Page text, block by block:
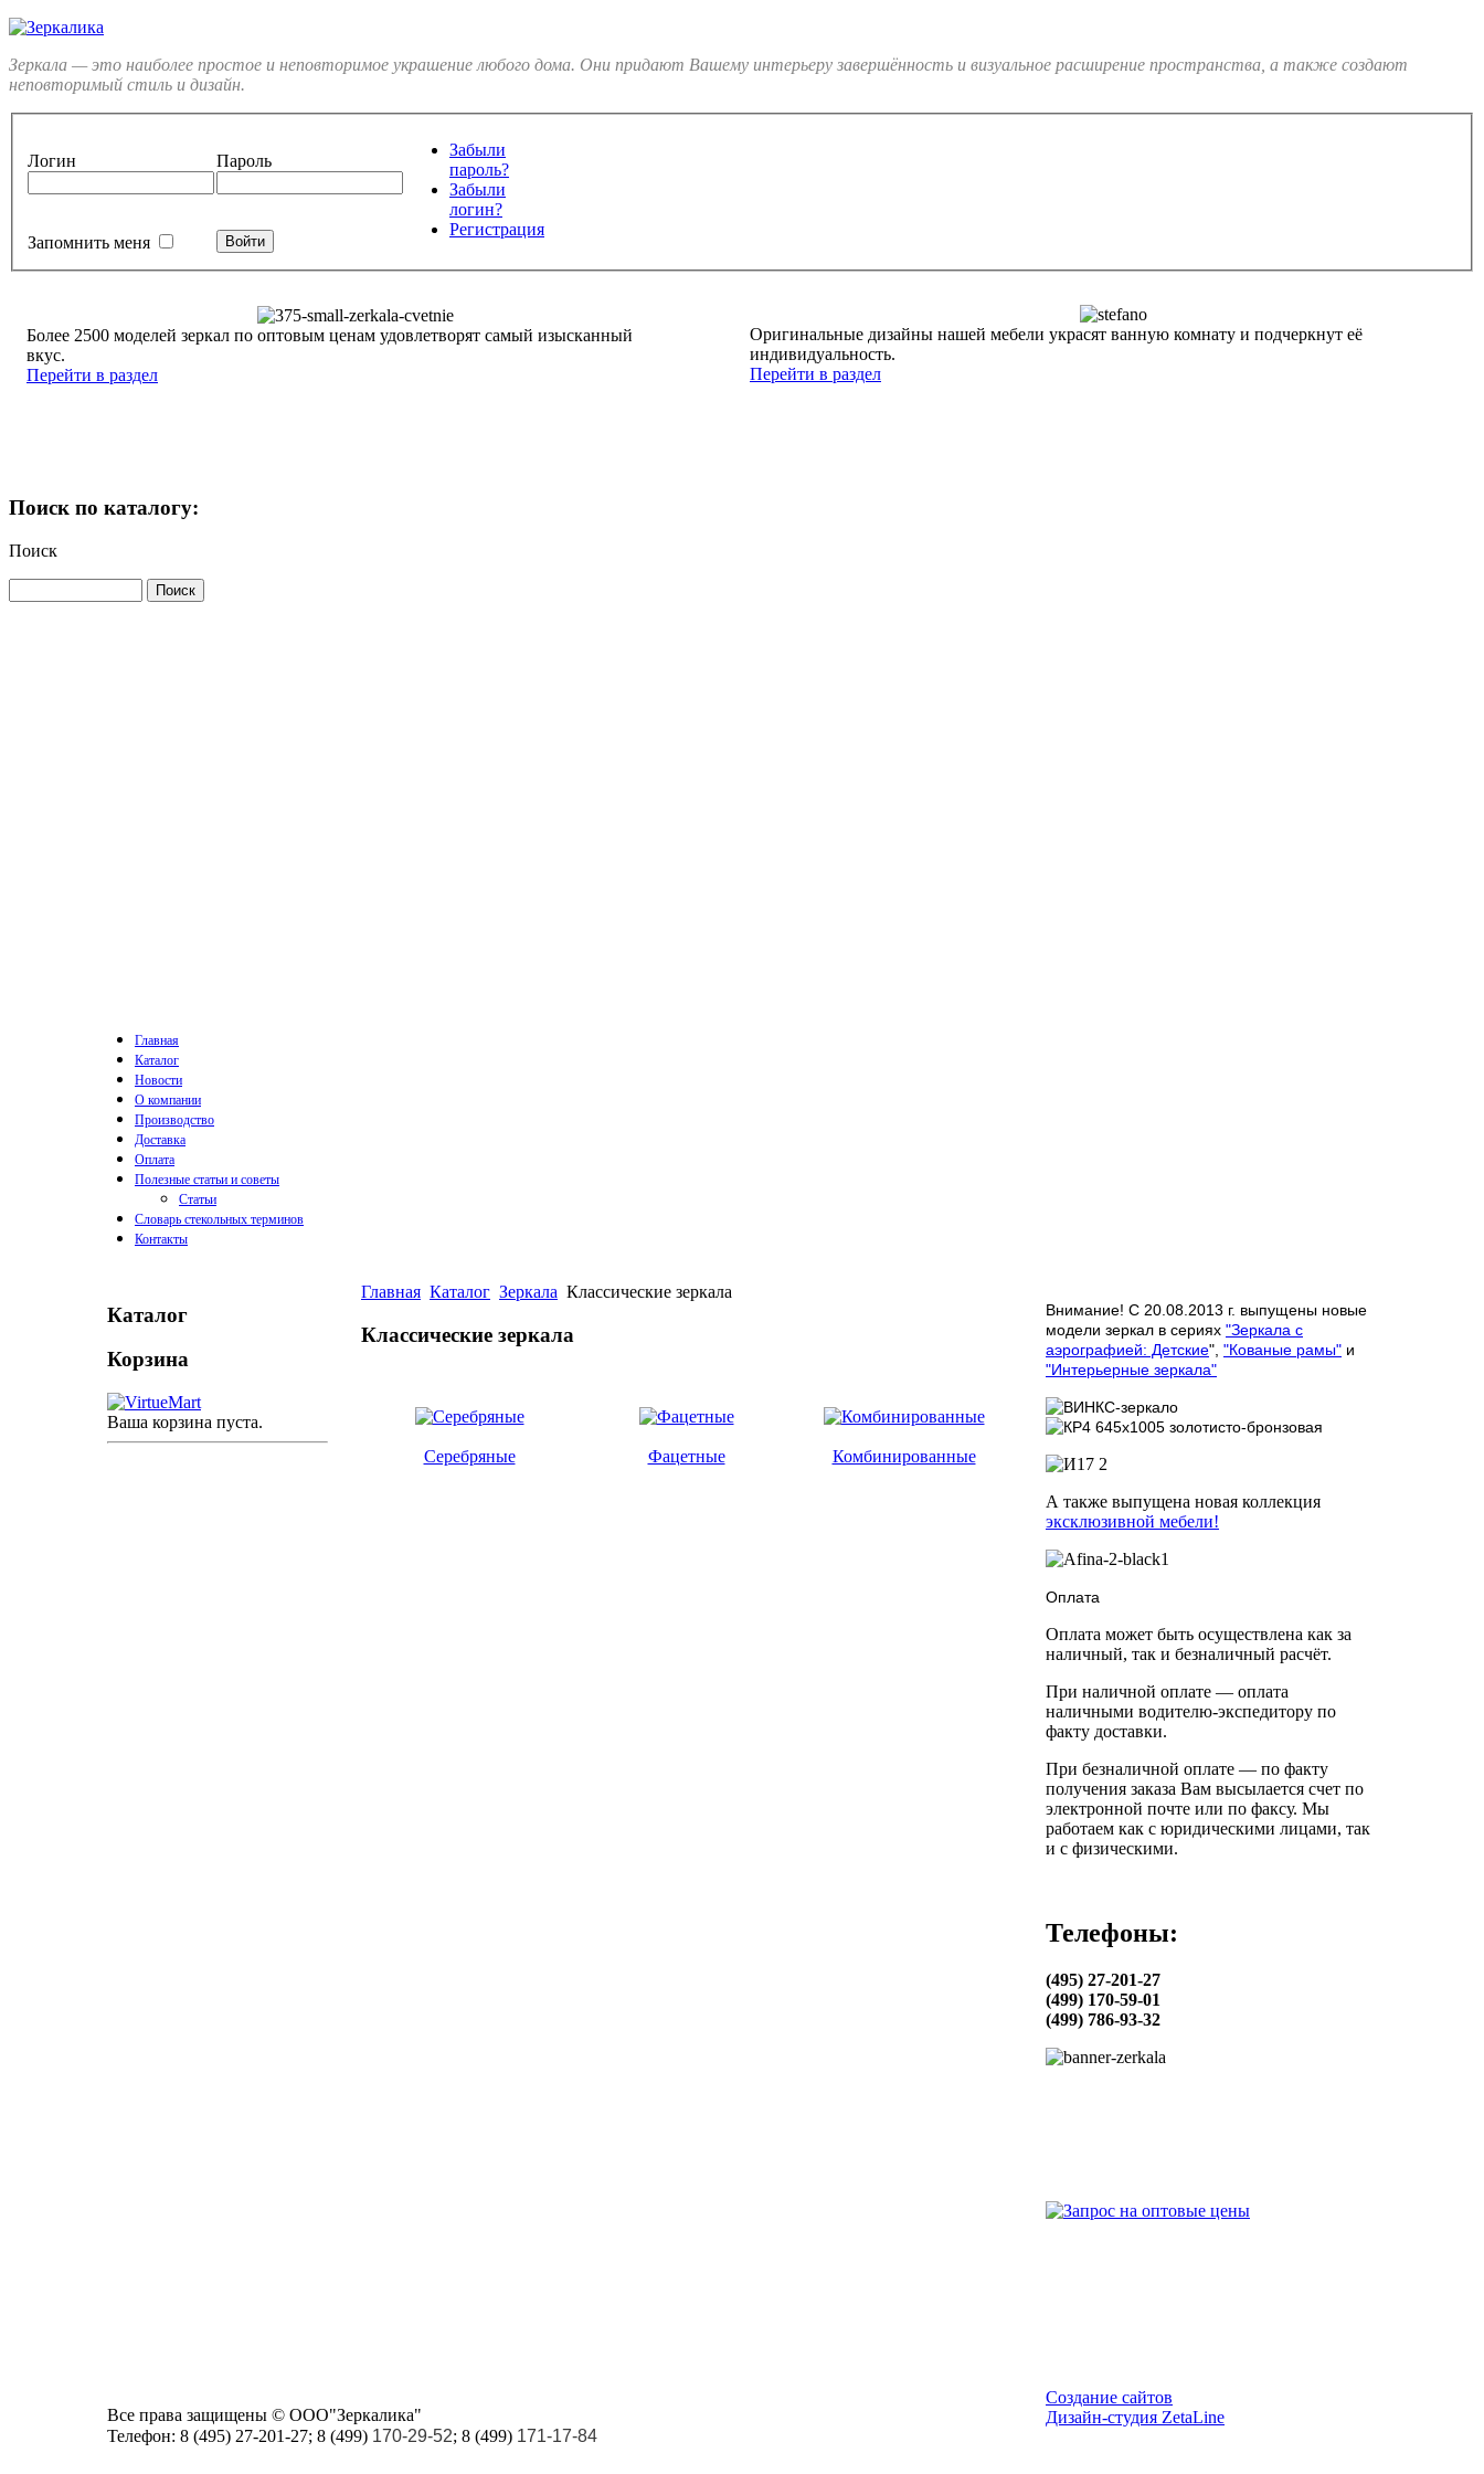
Зеркала — это наиболее простое и неповторимое украшение любого дома. Они придают Вашему интерьеру завершённость и визуальное расширение пространства, а также создают
неповторимый стиль и дизайн.
Логин Пароль
Забыли
пароль?
Забыли
логин?
Регистрация
Запомнить меня
Более 2500 моделей зеркал по оптовым ценам удовлетворят самый изысканный
вкус.
Перейти в раздел
Оригинальные дизайны нашей мебели украсят ванную комнату и подчеркнут её
индивидуальность.
Перейти в раздел
Поиск по каталогу:
Поиск
Главная
Каталог
Новости
О компании
Производство
Доставка
Оплата
Полезные статьи и советы
Статьи
Словарь стекольных терминов
Контакты
Каталог
Корзина
Ваша корзина пуста.
Главная Каталог Зеркала Классические зеркала
Классические зеркала
Серебряные Фацетные Комбинированные
Внимание! С 20.08.2013 г. выпущены новые
модели зеркал в сериях "Зеркала с
аэрографией: Детские", "Кованые рамы" и
"Интерьерные зеркала"
А также выпущена новая коллекция
эксклюзивной мебели!
Оплата
Оплата может быть осуществлена как за
наличный, так и безналичный расчёт.
При наличной оплате — оплата
наличными водителю-экспедитору по
факту доставки.
При безналичной оплате — по факту
получения заказа Вам высылается счет по
электронной почте или по факсу. Мы
работаем как с юридическими лицами, так
и с физическими.
Телефоны:
(495) 27-201-27
(499) 170-59-01
(499) 786-93-32
Все права защищены © ООО"Зеркалика"
Телефон: 8 (495) 27-201-27; 8 (499) 170-29-52; 8 (499) 171-17-84
Создание сайтов
Дизайн-студия ZetaLine